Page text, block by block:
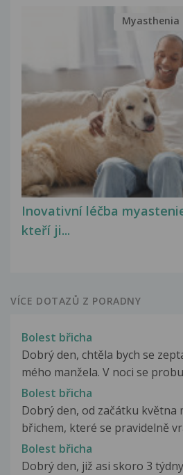
Inovativní léčba
kteří ji...
Myasthenia
VÍCE DOTAZŮ Z PORADNY
Bolest břicha
Dobrý den, chtěla bych se
mého manžela. V noci se
Bolest břicha
Dobrý den, od začátku května
břichem, které se pravidelně
Bolest břicha
Dobrý den, již asi skoro 3